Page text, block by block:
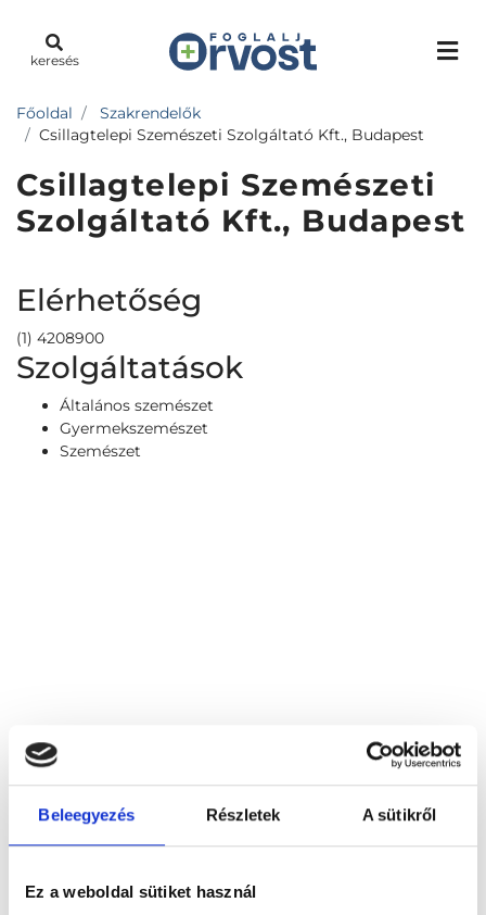
Beleegyezés Részletek A sütikről
Ez a weboldal sütiket használ
keresés
Főoldal
Szakrendelők
Csillagtelepi Szemészeti Szolgáltató Kft., Budapest
Csillagtelepi Szemészeti
Szolgáltató Kft., Budapest
Elérhetőség
(1) 4208900
Szolgáltatások
Általános szemészet
Gyermekszemészet
Szemészet
Csillagtelepi Szemészeti Szolgáltató Kft., Budapest
1211 Budapest, Déli u. 5.